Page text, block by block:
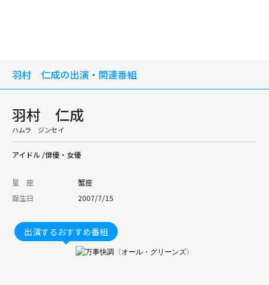
羽村 仁成の出演・関連番組
羽村 仁成
ハムラ ジンセイ
アイドル /俳優・女優
星 座
蟹座
誕生日
2007/7/15
出演するおすすめ番組